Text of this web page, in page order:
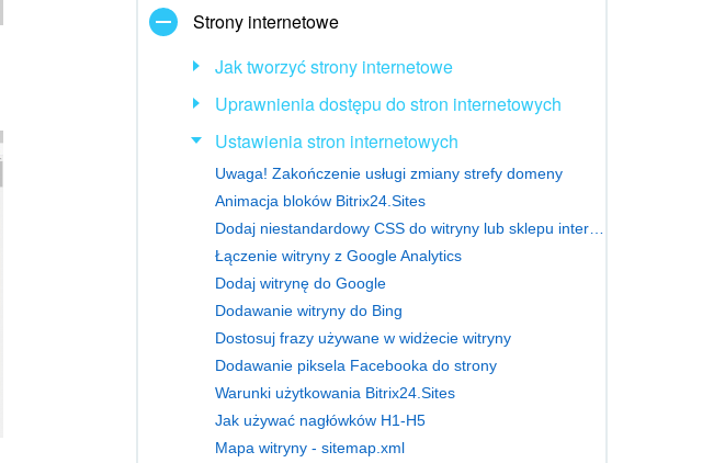
Strony internetowe
Jak tworzyć strony internetowe
Uprawnienia dostępu do stron internetowych
Ustawienia stron internetowych
Uwaga! Zakończenie usługi zmiany strefy domeny
Animacja bloków Bitrix24.Sites
Łączenie witryny z Google Analytics
Dodaj witrynę do Google
Dodawanie witryny do Bing
Dostosuj frazy używane w widżecie witryny
Dodawanie piksela Facebooka do strony
Warunki użytkowania Bitrix24.Sites
Jak używać nagłówków H1-H5
Mapa witryny - sitemap.xml